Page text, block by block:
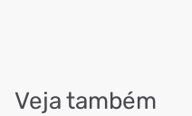
Veja também